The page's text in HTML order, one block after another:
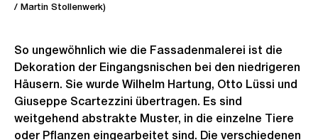
/ Martin Stollenwerk)
So ungewöhnlich wie die Fassadenmalerei ist die
Dekoration der Eingangsnischen bei den niedrigeren
Häusern. Sie wurde Wilhelm Hartung, Otto Lüssi und
Giuseppe Scartezzini übertragen. Es sind
weitgehend abstrakte Muster, in die einzelne Tiere
oder Pflanzen eingearbeitet sind. Die verschiedenen